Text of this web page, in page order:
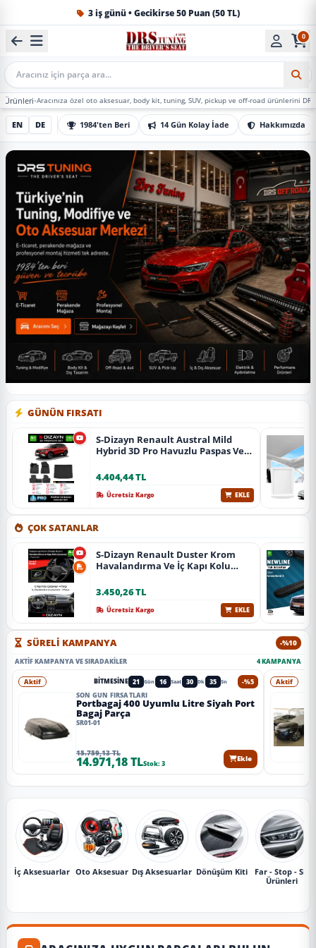
1984'ten beri Türkiye’nin en büyük oto aksesuar ve tuning
0
Mobil Arama
özel oto aksesuar, body kit, tuning, SUV, pickup ve off-road ürünlerini DRS
EN DE 1984'ten Beri 14 Gün Kolay İade Hakkımızda
GÜNÜN FIRSATI
S-Dizayn Renault Austral Mild
Hybrid 3D Pro Havuzlu Paspas Ve
Üzeri A+ Kalite
4.404,44 TL
Ücretsiz Kargo EKLE
ÇOK SATANLAR
S-Dizayn Renault Duster Krom
Havalandırma Ve İç Kapı Kolu
Krom) A+ Kalite
3.450,26 TL
Ücretsiz Kargo EKLE
SÜRELİ KAMPANYA -%10
AKTIF KAMPANYA VE SIRADAKILER 4 KAMPANYA
-%5
Aktif BITMESINE 21 Gün 16 Saat 30 Dk 33 Sn
SON GÜN FIRSATLARI
Portbagaj 400 Uyumlu Litre Siyah Port
Bagaj Parça
SR01-01
15.759,13 TL
14.971,18 TLStok: 3
Ekle
Aktif
İç Aksesuarlar Oto Aksesuar Dış Aksesuarlar Dönüşüm Kiti
Far - Stop - Sis
Ürünleri